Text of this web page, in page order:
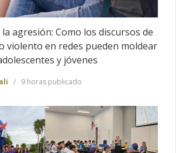
agresión: Como los discursos de
violento en redes pueden moldear
y jóvenes
9 horas publicado